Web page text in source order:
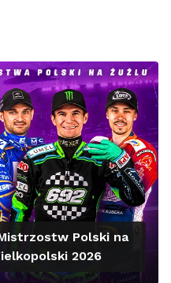
Polski na
2026